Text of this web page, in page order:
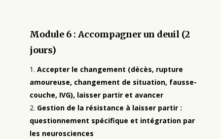
Module 6 : Accompagner un deuil (2
jours)
Accepter le changement (décès, rupture
amoureuse, changement de situation, fausse-
couche, IVG), laisser partir et avancer
Gestion de la résistance à laisser partir :
questionnement spécifique et intégration par
les neurosciences